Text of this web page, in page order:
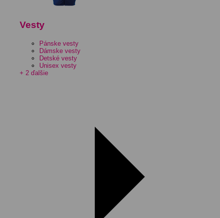
Vesty
Pánske vesty
Dámske vesty
Detské vesty
Unisex vesty
+ 2 ďalšie